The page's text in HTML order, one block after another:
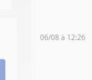
06/08 à 12:26